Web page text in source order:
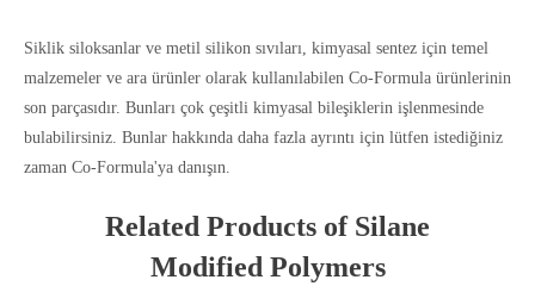
Siklik siloksanlar ve metil silikon sıvıları, kimyasal sentez için temel
malzemeler ve ara ürünler olarak kullanılabilen Co-Formula ürünlerinin
son parçasıdır. Bunları çok çeşitli kimyasal bileşiklerin işlenmesinde
bulabilirsiniz. Bunlar hakkında daha fazla ayrıntı için lütfen istediğiniz
zaman Co-Formula'ya danışın.
Related Products of Silane
Modified Polymers